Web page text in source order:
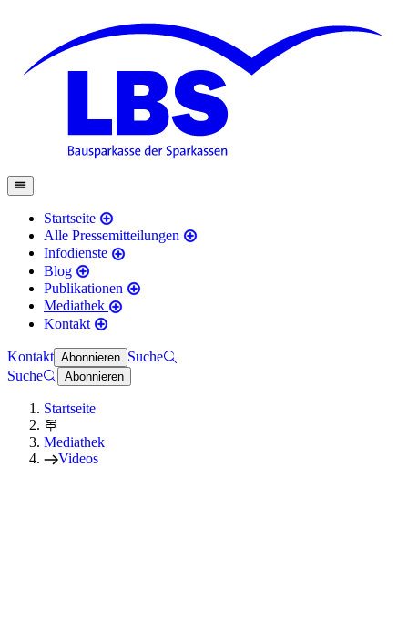
Startseite
Alle Pressemitteilungen
Infodienste
Blog
Publikationen
Mediathek
Kontakt
Kontakt Abonnieren Suche
Suche
Abonnieren
Startseite
Mediathek
Videos